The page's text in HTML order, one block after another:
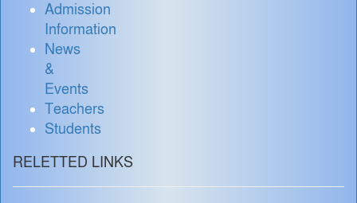
Admission
Information
News
&
Events
Teachers
Students
RELETTED LINKS